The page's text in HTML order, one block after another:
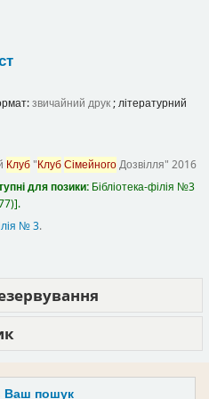
Ваш пошук
звичайний друк; літературний
Клуб"КлубСімейногоДозвілля" 2016
для позики: Бібліотека-філія №3
.
№ 3.